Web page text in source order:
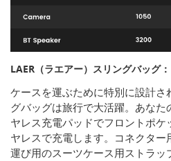
LAER（ラエアー）スリングバッグ
ケースを運ぶために特別に設計さ
グバッグは旅行で大活躍。あなた
ヤレス充電パッドでフロントポケ
ヤレスで充電します。コネクター
運び用のスーツケース用ストラッ